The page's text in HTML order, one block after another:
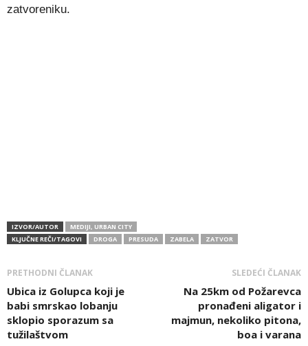
zatvoreniku.
IZVOR/AUTOR
MEDIJI, URBAN CITY
KLJUČNE REČI/TAGOVI
DROGA PRESUDA ZABELA ZATVOR
PRETHODNI ČLANAK
Ubica iz Golupca koji je
babi smrskao lobanju
sklopio sporazum sa
tužilaštvom
SLEDEĆI ČLANAK
Na 25km od Požarevca
pronađeni aligator i
majmun, nekoliko pitona,
boa i varana